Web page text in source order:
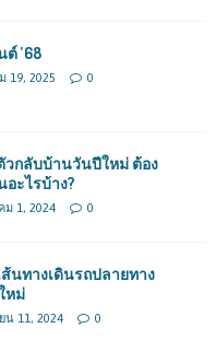
ต์ ’68
19, 2025 0
วกลับบ้านวันปีใหม่ ต้อง
อะไรบ้าง?
ม 1, 2024 0
ส้นทางเดินรถปลายทาง
หม่
น 11, 2024 0